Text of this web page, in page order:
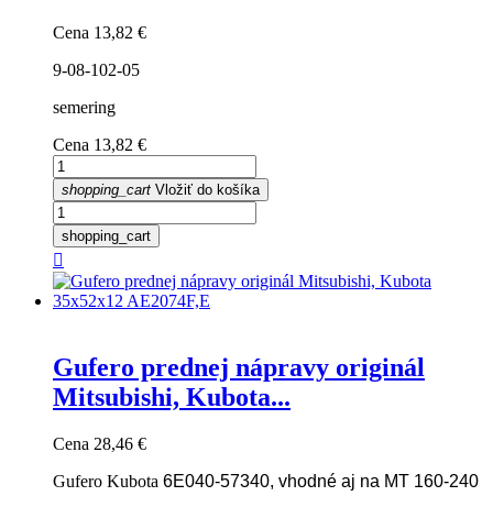
Cena 13,82 €
9-08-102-05
semering
Cena 13,82 €
shopping_cart Vložiť do košíka
shopping_cart

Gufero prednej nápravy originál
Mitsubishi, Kubota...
Cena 28,46 €
Gufero Kubota 6E040-57340, vhodné aj na MT 160-240